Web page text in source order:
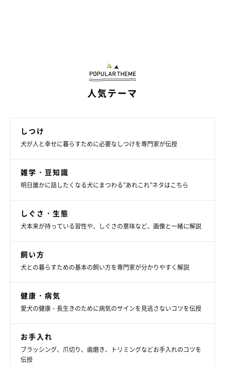
人気テーマ
しつけ
犬が人と幸せに暮らすために必要なしつけを専門家が伝授
雑学・豆知識
明日誰かに話したくなる犬にまつわる”あれこれ”ネタはこちら
しぐさ・生態
犬本来が持っている習性や、しぐさの意味など、画像と一緒に解説
飼い方
犬との暮らすための基本の飼い方を専門家が分かりやすく解説
健康・病気
愛犬の健康・長生きのために病気のサインを見逃さないコツを伝授
お手入れ
ブラッシング、爪切り、歯磨き、トリミングなどお手入れのコツを
伝授